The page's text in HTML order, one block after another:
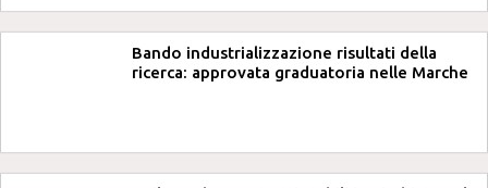
Bando industrializzazione risultati della
ricerca: approvata graduatoria nelle Marche